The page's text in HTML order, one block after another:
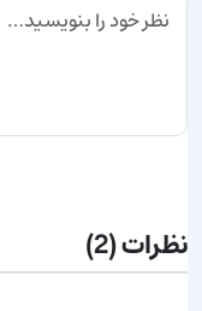
نظرات(2)